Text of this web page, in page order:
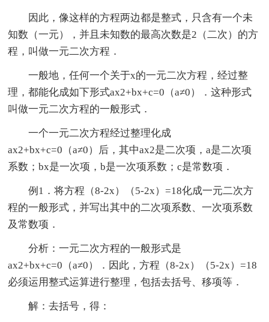
因此，像这样的方程两边都是整式，只含有一个未
知数（一元），并且未知数的最高次数是2（二次）的方
程，叫做一元二次方程．
一般地，任何一个关于x的一元二次方程，经过整
理，都能化成如下形式ax2+bx+c=0（a≠0）．这种形式
叫做一元二次方程的一般形式．
一个一元二次方程经过整理化成
ax2+bx+c=0（a≠0）后，其中ax2是二次项，a是二次项
系数；bx是一次项，b是一次项系数；c是常数项．
例1．将方程（8-2x）（5-2x）=18化成一元二次方
程的一般形式，并写出其中的二次项系数、一次项系数
及常数项．
分析：一元二次方程的一般形式是
ax2+bx+c=0（a≠0）．因此，方程（8-2x）（5-2x）=18
必须运用整式运算进行整理，包括去括号、移项等．
解：去括号，得：